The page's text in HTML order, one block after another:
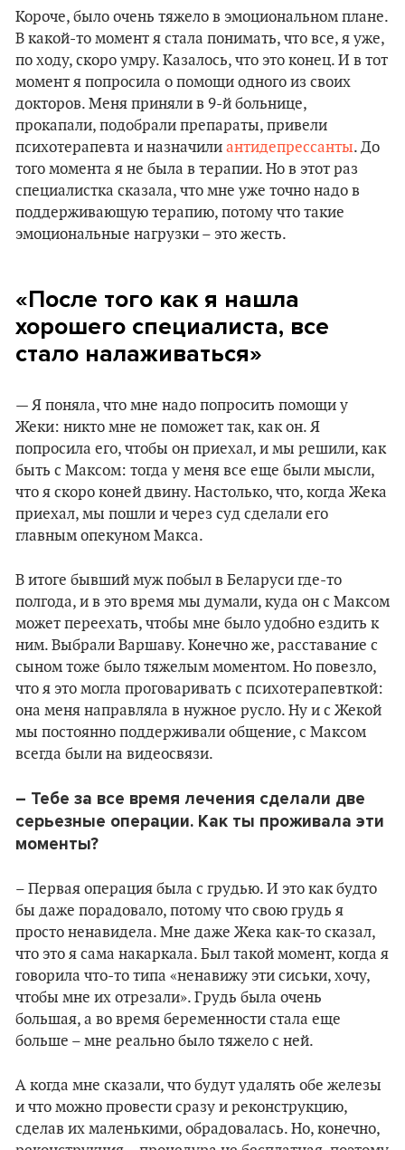
Короче, было очень тяжело в эмоциональном плане.
В какой-то момент я стала понимать, что все, я уже,
по ходу, скоро умру. Казалось, что это конец. И в тот
момент я попросила о помощи одного из своих
докторов. Меня приняли в 9-й больнице,
прокапали, подобрали препараты, привели
психотерапевта и назначили антидепрессанты. До
того момента я не была в терапии. Но в этот раз
специалистка сказала, что мне уже точно надо в
поддерживающую терапию, потому что такие
эмоциональные нагрузки – это жесть.
«После того как я нашла
хорошего специалиста, все
стало налаживаться»
— Я поняла, что мне надо попросить помощи у
Жеки: никто мне не поможет так, как он. Я
попросила его, чтобы он приехал, и мы решили, как
быть с Максом: тогда у меня все еще были мысли,
что я скоро коней двину. Настолько, что, когда Жека
приехал, мы пошли и через суд сделали его
главным опекуном Макса.
В итоге бывший муж побыл в Беларуси где-то
полгода, и в это время мы думали, куда он с Максом
может переехать, чтобы мне было удобно ездить к
ним. Выбрали Варшаву. Конечно же, расставание с
сыном тоже было тяжелым моментом. Но повезло,
что я это могла проговаривать с психотерапевткой:
она меня направляла в нужное русло. Ну и с Жекой
мы постоянно поддерживали общение, с Максом
всегда были на видеосвязи.
– Тебе за все время лечения сделали две
серьезные операции. Как ты проживала эти
моменты?
– Первая операция была с грудью. И это как будто
бы даже порадовало, потому что свою грудь я
просто ненавидела. Мне даже Жека как-то сказал,
что это я сама накаркала. Был такой момент, когда я
говорила что-то типа «ненавижу эти сиськи, хочу,
чтобы мне их отрезали». Грудь была очень
большая, а во время беременности стала еще
больше – мне реально было тяжело с ней.
А когда мне сказали, что будут удалять обе железы
и что можно провести сразу и реконструкцию,
сделав их маленькими, обрадовалась. Но, конечно,